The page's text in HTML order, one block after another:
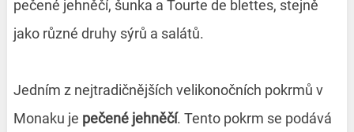
pečené jehněčí, šunka a Tourte de blettes, stejně
jako různé druhy sýrů a salátů.
Jedním z nejtradičnějších velikonočních pokrmů v
Monaku je pečené jehněčí. Tento pokrm se podává